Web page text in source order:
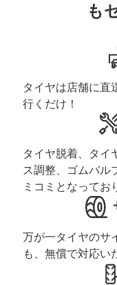
も
タイヤは店舗に直
行くだけ！
タイヤ脱着、タイ
ス調整、ゴムバル
ミコミとなってお
万が一タイヤのサ
も、無償で対応い